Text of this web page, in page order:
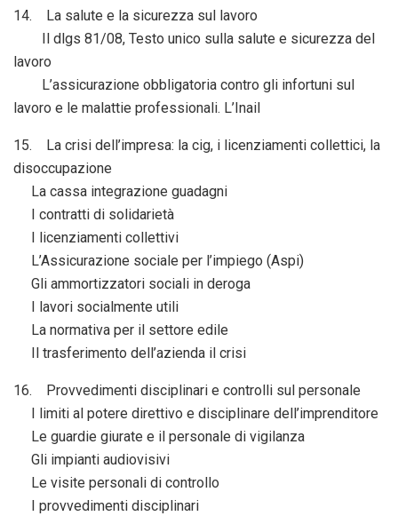
14. La salute e la sicurezza sul lavoro
Il dlgs 81/08, Testo unico sulla salute e sicurezza del
lavoro
L’assicurazione obbligatoria contro gli infortuni sul
lavoro e le malattie professionali. L’Inail
15. La crisi dell’impresa: la cig, i licenziamenti collettici, la
disoccupazione
La cassa integrazione guadagni
I contratti di solidarietà
I licenziamenti collettivi
L’Assicurazione sociale per l’impiego (Aspi)
Gli ammortizzatori sociali in deroga
I lavori socialmente utili
La normativa per il settore edile
Il trasferimento dell’azienda il crisi
16. Provvedimenti disciplinari e controlli sul personale
I limiti al potere direttivo e disciplinare dell’imprenditore
Le guardie giurate e il personale di vigilanza
Gli impianti audiovisivi
Le visite personali di controllo
I provvedimenti disciplinari